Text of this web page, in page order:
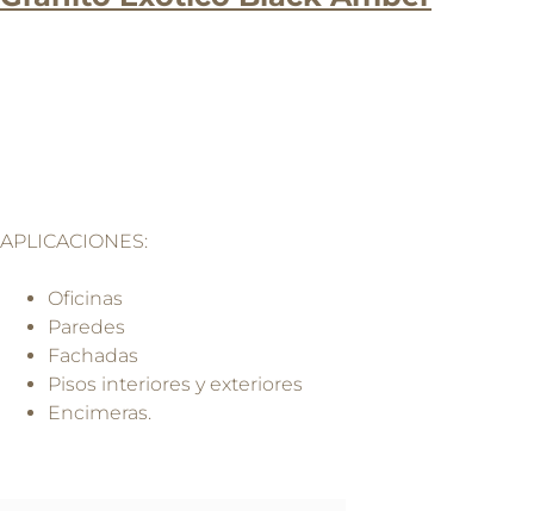
APLICACIONES:
Oficinas
Paredes
Fachadas
Pisos interiores y exteriores
Encimeras.